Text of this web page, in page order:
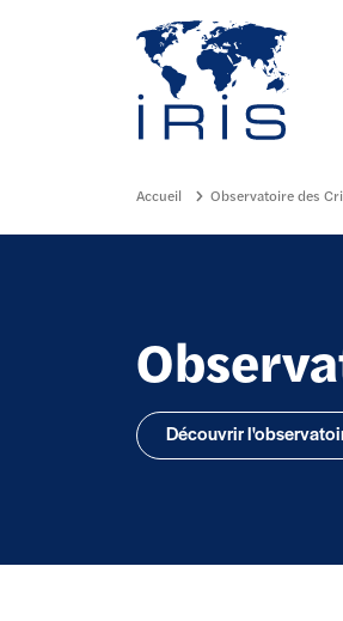
Aller au contenu principal
Accueil Observatoire des
Découvrir